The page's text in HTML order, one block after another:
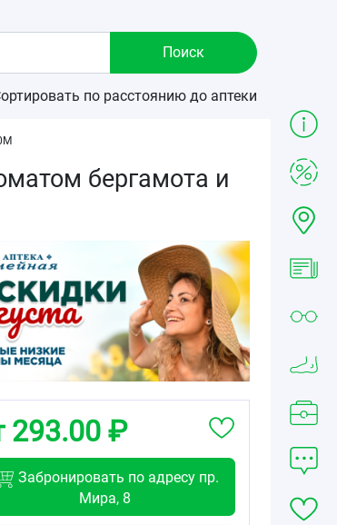
по расстоянию до аптеки
бергамота и
293.00 ₽
Забронировать по адресу пр.
Мира, 8